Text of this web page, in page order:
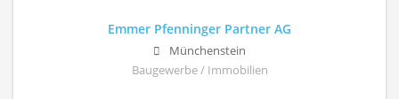
Emmer Pfenninger Partner AG
Münchenstein
Baugewerbe / Immobilien